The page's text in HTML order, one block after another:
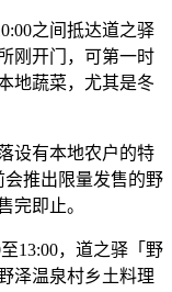
之间抵达道之驿
刚开门，可第一时
地蔬菜，尤其是冬
设有本地农户的特
推出限量发售的野
完即止。
13:00，道之驿「野
泽温泉村乡土料理